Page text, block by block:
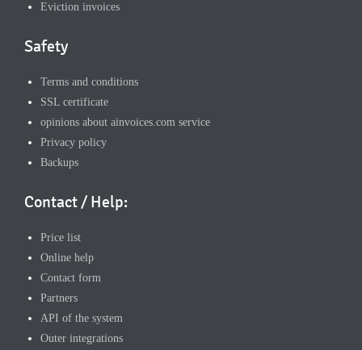
Eviction invoices
Safety
Terms and conditions
SSL certificate
opinions about ainvoices.com service
Privacy policy
Backups
Contact / Help:
Price list
Online help
Contact form
Partners
API of the system
Outer integrations